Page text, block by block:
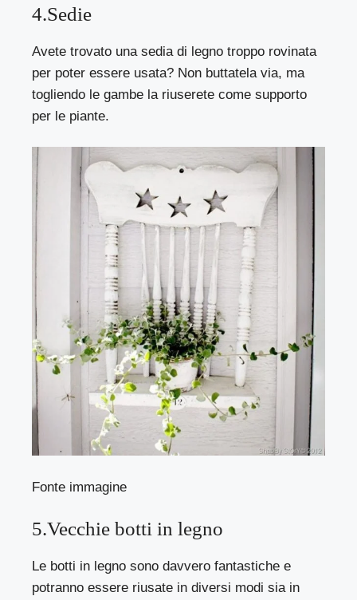
4.Sedie
Avete trovato una sedia di legno troppo rovinata
per poter essere usata? Non buttatela via, ma
togliendo le gambe la riuserete come supporto
per le piante.
Fonte immagine
5.Vecchie botti in legno
Le botti in legno sono davvero fantastiche e
potranno essere riusate in diversi modi sia in